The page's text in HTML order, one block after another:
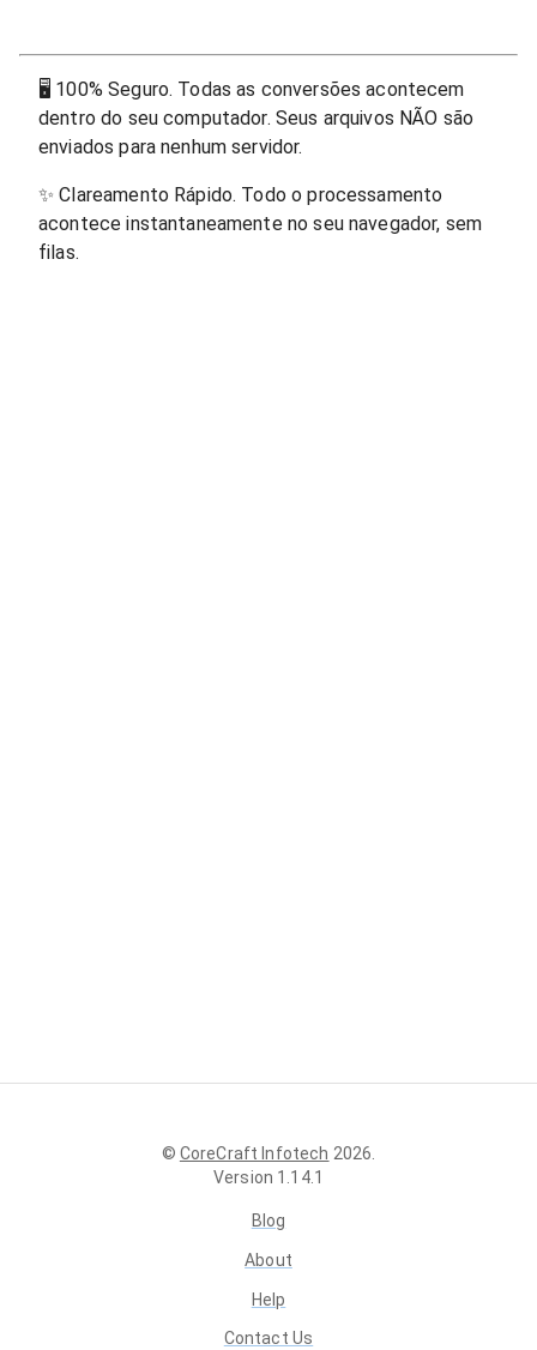
🖥 100% Seguro. Todas as conversões acontecem
dentro do seu computador. Seus arquivos NÃO são
enviados para nenhum servidor.
✨Clareamento Rápido. Todo o processamento
acontece instantaneamente no seu navegador, sem
filas.
© CoreCraft Infotech 2026
Version 1.14.1
Blog
About
Help
Contact Us